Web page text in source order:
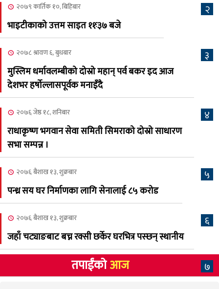
७ क्यालगरी नेपाली मेला
२०८३ श्रावण २, शनिबार
८
क्यालगरी नेपाली मेलाको
अस्मिताको बेजोड प्रस्तुती रहने
२
२०७९ कार्तिक १०, बिहिबार
भाइटीकाको उत्तम साइत ११ः३७ बजे
३
२०७८ श्रावण ६, बुधबार
मुस्लिम धर्मावलम्बीको दोस्रो महान् पर्व बकर इद आज
देशभर हर्षोल्लासपूर्वक मनाइँदै
४
२०७६ जेष्ठ १८, शनिबार
राधाकृष्ण भगवान सेवा समिती सिमराको दोस्रो साधारण
सभा सम्पन्न ।
५
२०७६ बैशाख १३, शुक्रबार
पन्ध्र सय घर निर्माणका लागि सेनालाई ८५ करोड
६
२०७६ बैशाख १३, शुक्रबार
जहाँ चट्याङबाट बच्न रक्सी छर्केर घरभित्र पस्छन् स्थानीय
७
तपाईंकोआज